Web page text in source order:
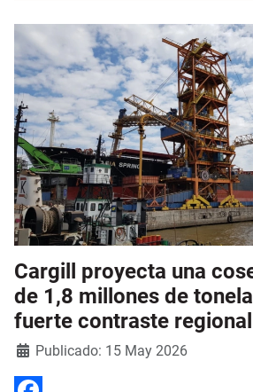
Cargill proyecta una
de 1,8 millones de
fuerte contraste regional
DetallesPublicado: 15 May 2026